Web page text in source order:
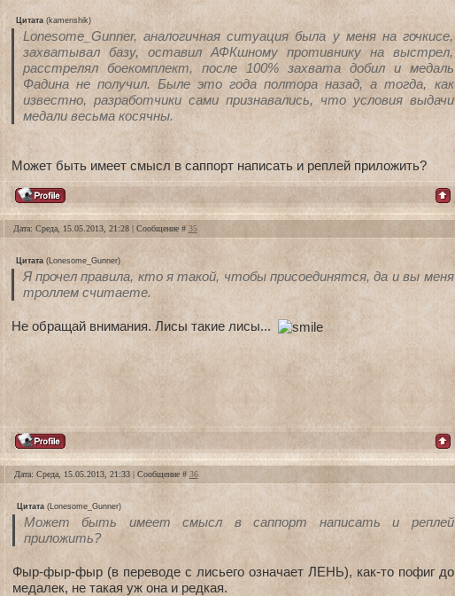
Цитата(kamenshik)
Lonesome_Gunner, аналогичная ситуация была у меня на гочкисе,
захватывал базу, оставил АФКшному противнику на выстрел,
расстрелял боекомплект, после 100% захвата добил и медаль
Фадина не получил. Быле это года полтора назад, а тогда, как
известно, разработчики сами признавались, что условия выдачи
медали весьма косячны.
Может быть имеет смысл в саппорт написать и реплей приложить?
Дата: Среда, 15.05.2013, 21:28 | Сообщение # 35
Цитата(Lonesome_Gunner)
Я прочел правила, кто я такой, чтобы присоединятся, да и вы меня
троллем считаете.
Не обращай внимания. Лисы такие лисы...
Дата: Среда, 15.05.2013, 21:33 | Сообщение # 36
Цитата(Lonesome_Gunner)
Может быть имеет смысл в саппорт написать и реплей
приложить?
Фыр-фыр-фыр (в переводе с лисьего означает ЛЕНЬ), как-то пофиг до
медалек, не такая уж она и редкая.